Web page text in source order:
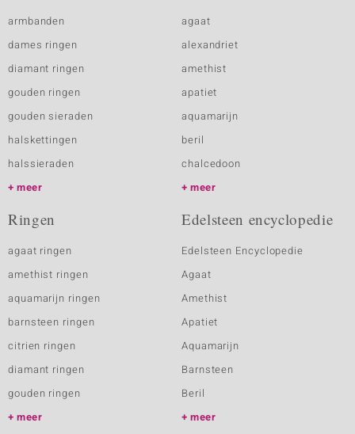
armbanden
dames ringen
diamant ringen
gouden ringen
gouden sieraden
halskettingen
halssieraden
meer
agaat
alexandriet
amethist
apatiet
aquamarijn
beril
chalcedoon
meer
Ringen
agaat ringen
amethist ringen
aquamarijn ringen
barnsteen ringen
citrien ringen
diamant ringen
gouden ringen
meer
Edelsteen encyclopedie
Edelsteen Encyclopedie
Agaat
Amethist
Apatiet
Aquamarijn
Barnsteen
Beril
meer